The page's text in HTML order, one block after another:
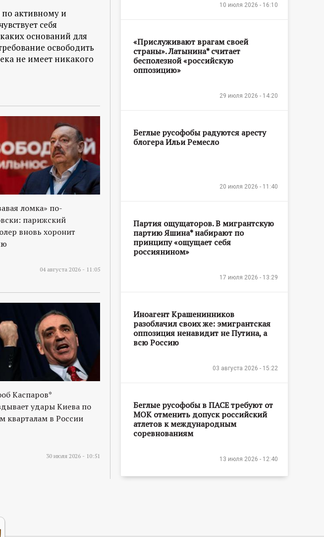
по активному и
себя
оснований для
освободить
не имеет никакого
ломка» по-
парижский
вновь хоронит
04 августа 2026 - 11:05
Каспаров*
удары Киева по
кварталам в России
30 июля 2026 - 10:51
10 июля 2026 - 16:10
«Прислуживают врагам своей
страны». Латынина* считает
бесполезной «российскую
оппозицию»
29 июля 2026 - 14:20
Беглые русофобы радуются аресту
блогера Ильи Ремесло
20 июля 2026 - 11:40
Партия ощущаторов. В мигрантскую
партию Яшина* набирают по
принципу «ощущает себя
россиянином»
17 июля 2026 - 13:29
Иноагент Крашенинников
разоблачил своих же: эмигрантская
оппозиция ненавидит не Путина, а
всю Россию
03 августа 2026 - 15:22
Беглые русофобы в ПАСЕ требуют от
МОК отменить допуск российский
атлетов к международным
соревнованиям
13 июля 2026 - 12:40